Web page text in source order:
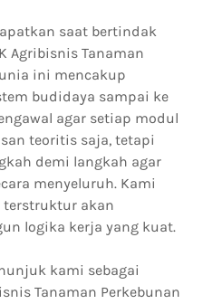
saat bertindak
Agribisnis Tanaman
ini mencakup
budidaya sampai ke
agar setiap modul
teoritis saja, tetapi
demi langkah agar
menyeluruh. Kami
terstruktur akan
logika kerja yang kuat.
kami sebagai
Tanaman Perkebunan